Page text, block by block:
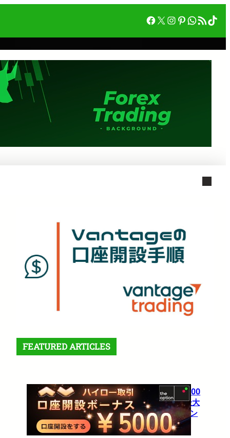
Facebook
X Instagram
Pinterest
RSS フィード
FEATURED ARTICLES
【theoption】口座開設で5,000
円！さらに仮想通貨入金で最大
10%還元の超豪華キャンペーン
1月 27, 2026